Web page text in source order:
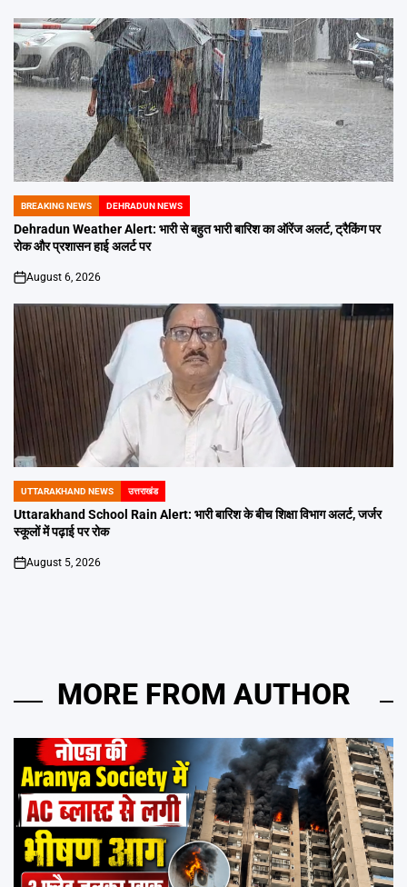
POSTED
IN
BREAKING NEWS DEHRADUN NEWS
Dehradun Weather Alert: भारी से बहुत भारी बारिश का ऑरेंज अलर्ट, ट्रैकिंग पर
रोक और प्रशासन हाई अलर्ट पर
on
August 6, 2026
POSTED
IN
UTTARAKHAND NEWS उत्तराखंड
Uttarakhand School Rain Alert: भारी बारिश के बीच शिक्षा विभाग अलर्ट, जर्जर
स्कूलों में पढ़ाई पर रोक
on
August 5, 2026
MORE FROM AUTHOR